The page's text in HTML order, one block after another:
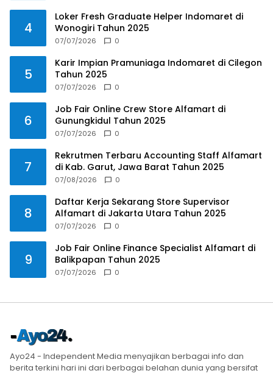
4
Loker Fresh Graduate Helper Indomaret di
Wonogiri Tahun 2025
07/07/2026 0
5
Karir Impian Pramuniaga Indomaret di Cilegon
Tahun 2025
07/07/2026 0
6
Job Fair Online Crew Store Alfamart di
Gunungkidul Tahun 2025
07/07/2026 0
7
Rekrutmen Terbaru Accounting Staff Alfamart
di Kab. Garut, Jawa Barat Tahun 2025
07/08/2026 0
8
Daftar Kerja Sekarang Store Supervisor
Alfamart di Jakarta Utara Tahun 2025
07/07/2026 0
9
Job Fair Online Finance Specialist Alfamart di
Balikpapan Tahun 2025
07/07/2026 0
Ayo24 - Independent Media menyajikan berbagai info dan
berita terkini hari ini dari berbagai belahan dunia yang bersifat